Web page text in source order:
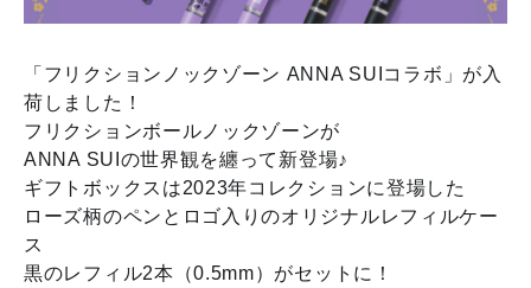
「フリクションノックゾーン ANNA SUIコラボ」が入
荷しました！
フリクションボールノックゾーンが
ANNA SUIの世界観を纏って新登場♪
ギフトボックスは2023年コレクションに登場した
ローズ柄のペンとロゴ入りのオリジナルレフィルケー
ス
黒のレフィル2本（0.5mm）がセットに！